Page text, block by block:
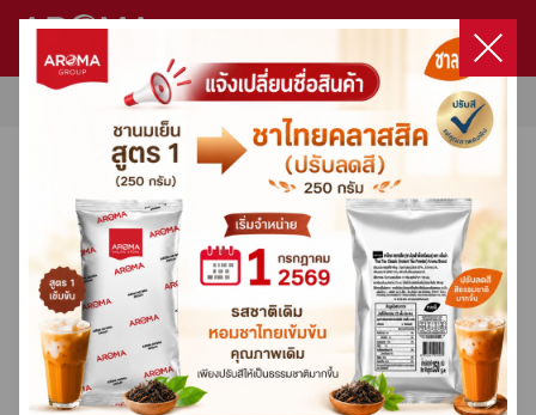
ไม่มีสินค้าในตะกร้า
เลือกซื้อสินค้า เข้าสู่ระบบ
ลงทะเบียน
สินค้า
หน้าแรก
โปรโมชั่น
การสั่งซื้อและจัดส่ง
สูตรเครื่องดื่มขายดี
โปรโมชั่นทั้งหมด
Machines Promotion
Victoria Arduino
เกี่ยวกับเรา
ติดต่อเรา
สินค้าทั้งหมด
เครื่องชงกาแฟ / เครื่องบดกาแฟ
เครื่องชงกาแฟ / เครื่องบดกาแฟทั้งหมด
Fully-Automatic
Semi-Automatic
Victoria Arduino
Product Set
Product Set ทั้งหมด
Capsule
Capsule ทั้งหมด
Capsule Coffee Machine
Capsule Coffee Machineทั้งหมด
เมล็ดกาแฟคั่ว ทั้งหมด
Aroma Original Blend
Aroma Premium Blend
Organic Coffee
ผลิตภัณฑ์กลุ่มนม ทั้งหมด
DaVinci ทั้งหมด
Classic Syrup
True To Fruit Syrup
Luxury Dessert Syrup
HARIO ทั้งหมด
Filter
Dripper
Grinder
Milklab ทั้งหมด
ชาทั้งหมด
3 in 1
Matcha
Premix
โกโก้ ทั้งหมด
3 in 1 Express Cup
Premix
Pure 100%
น้ำผลไม้ผสมเนื้อผลไม้ & ไซรัปทั้งหมด
Fruit Concentrate
Syrup
Fruit Based Preparation
ผงสำเร็จรูปทั้งหมด
3 in 1
Condiment
Premix
ผลิตภัณฑ์กลุ่มกาแฟทั้งหมด
Drip Coffee
Premix
3 in 1 Express Cup
ท๊อปปิ้ง ทั้งหมด
Topping
Sauce
อุปกรณ์อื่นๆ ทั้งหมด
อะไหล่เครื่องชง
อุปกรณ์อื่นๆ
Double Wall
สินค้าของเรา
แสดง1- 443 แสดง
41% -24%